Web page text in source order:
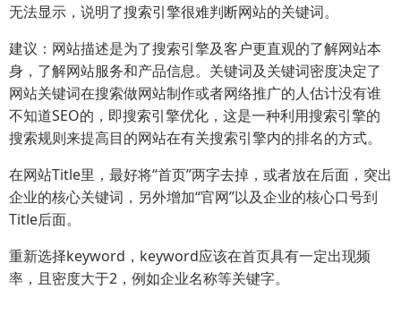
无法显示，说明了搜索引擎很难判断网站的关键词。
建议：网站描述是为了搜索引擎及客户更直观的了解网站本
身，了解网站服务和产品信息。关键词及关键词密度决定了
网站关键词在搜索做网站制作或者网络推广的人估计没有谁
不知道SEO的，即搜索引擎优化，这是一种利用搜索引擎的
搜索规则来提高目的网站在有关搜索引擎内的排名的方式。
在网站Title里，最好将“首页”两字去掉，或者放在后面，突出
企业的核心关键词，另外增加“官网”以及企业的核心口号到
Title后面。
重新选择keyword，keyword应该在首页具有一定出现频
率，且密度大于2，例如企业名称等关键字。